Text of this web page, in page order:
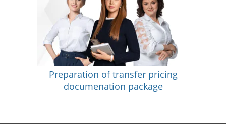
Preparation of transfer pricing
documenation package